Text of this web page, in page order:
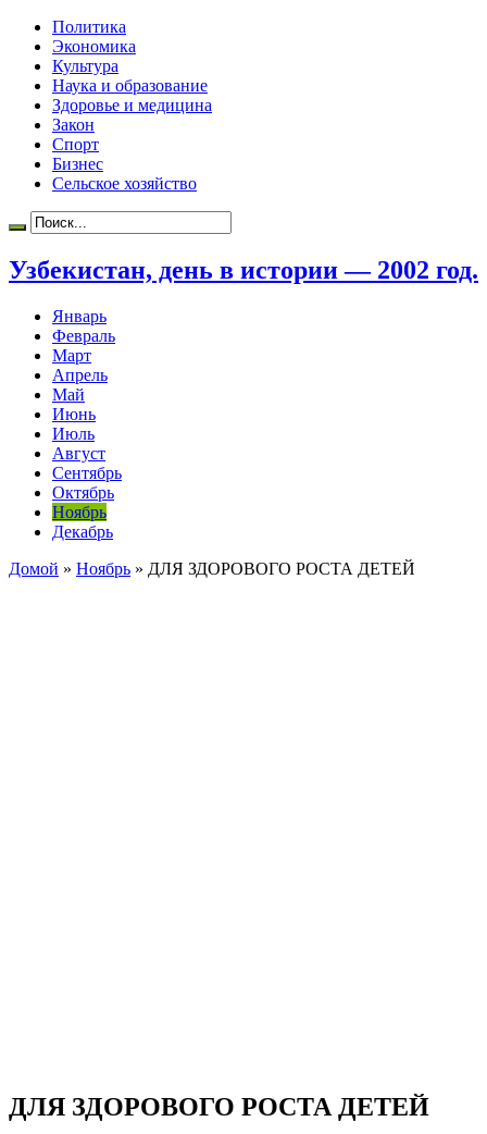
Политика
Экономика
Культура
Наука и образование
Здоровье и медицина
Закон
Спорт
Бизнес
Сельское хозяйство
Узбекистан, день в истории — 2002 год.
Январь
Февраль
Март
Апрель
Май
Июнь
Июль
Август
Сентябрь
Октябрь
Ноябрь
Декабрь
Домой » Ноябрь » ДЛЯ ЗДОРОВОГО РОСТА ДЕТЕЙ
ДЛЯ ЗДОРОВОГО РОСТА ДЕТЕЙ